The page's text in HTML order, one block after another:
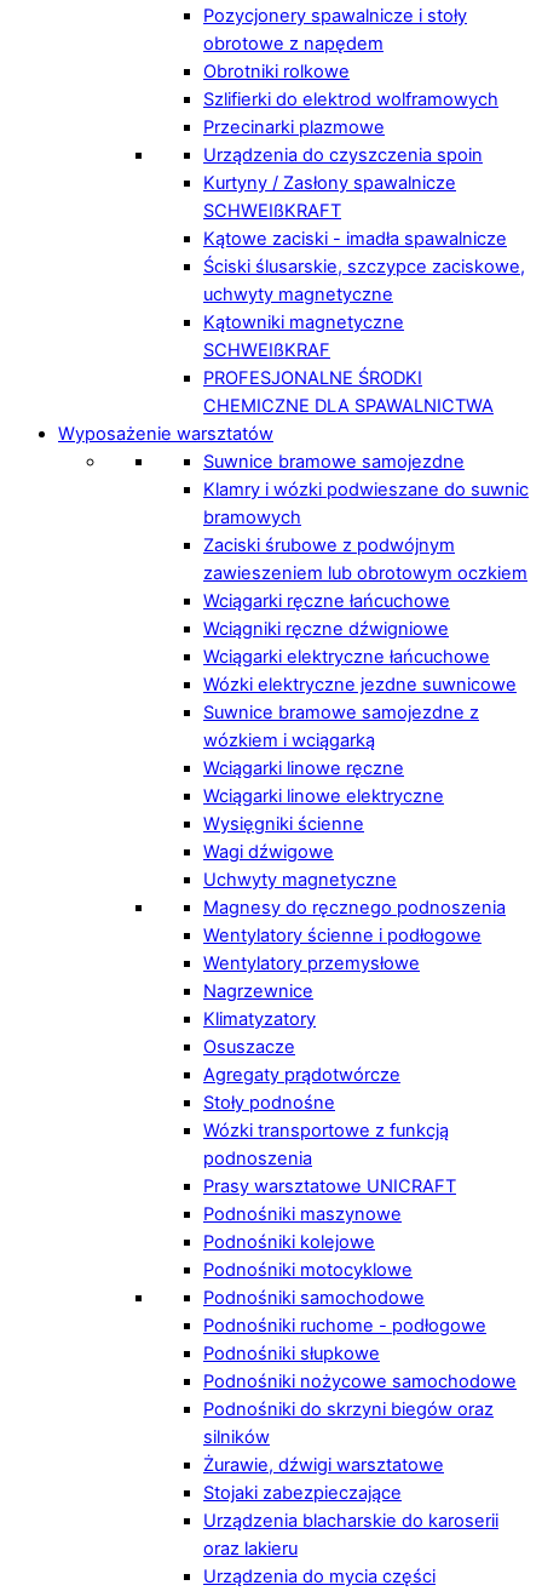
Pozycjonery spawalnicze i stoły
obrotowe z napędem
Obrotniki rolkowe
Szlifierki do elektrod wolframowych
Przecinarki plazmowe
Urządzenia do czyszczenia spoin
Kurtyny / Zasłony spawalnicze
SCHWEIßKRAFT
Kątowe zaciski - imadła spawalnicze
Ściski ślusarskie, szczypce zaciskowe,
uchwyty magnetyczne
Kątowniki magnetyczne
SCHWEIßKRAF
PROFESJONALNE ŚRODKI
CHEMICZNE DLA SPAWALNICTWA
Wyposażenie warsztatów
Suwnice bramowe samojezdne
Klamry i wózki podwieszane do suwnic
bramowych
Zaciski śrubowe z podwójnym
zawieszeniem lub obrotowym oczkiem
Wciągarki ręczne łańcuchowe
Wciągniki ręczne dźwigniowe
Wciągarki elektryczne łańcuchowe
Wózki elektryczne jezdne suwnicowe
Suwnice bramowe samojezdne z
wózkiem i wciągarką
Wciągarki linowe ręczne
Wciągarki linowe elektryczne
Wysięgniki ścienne
Wagi dźwigowe
Uchwyty magnetyczne
Magnesy do ręcznego podnoszenia
Wentylatory ścienne i podłogowe
Wentylatory przemysłowe
Nagrzewnice
Klimatyzatory
Osuszacze
Agregaty prądotwórcze
Stoły podnośne
Wózki transportowe z funkcją
podnoszenia
Prasy warsztatowe UNICRAFT
Podnośniki maszynowe
Podnośniki kolejowe
Podnośniki motocyklowe
Podnośniki samochodowe
Podnośniki ruchome - podłogowe
Podnośniki słupkowe
Podnośniki nożycowe samochodowe
Podnośniki do skrzyni biegów oraz
silników
Żurawie, dźwigi warsztatowe
Stojaki zabezpieczające
Urządzenia blacharskie do karoserii
oraz lakieru
Urządzenia do mycia części